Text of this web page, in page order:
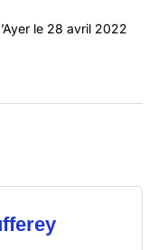
le 28 avril 2022